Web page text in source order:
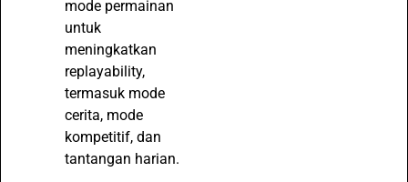
mode permainan
untuk
meningkatkan
replayability,
termasuk mode
cerita, mode
kompetitif, dan
tantangan harian.